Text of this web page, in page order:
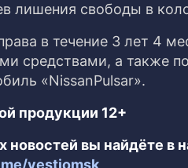
лишения свободы в
в течение 3 лет 4
средствами, а также
«NissanPulsar».
продукции 12+
вы найдёте в
vestiomsk